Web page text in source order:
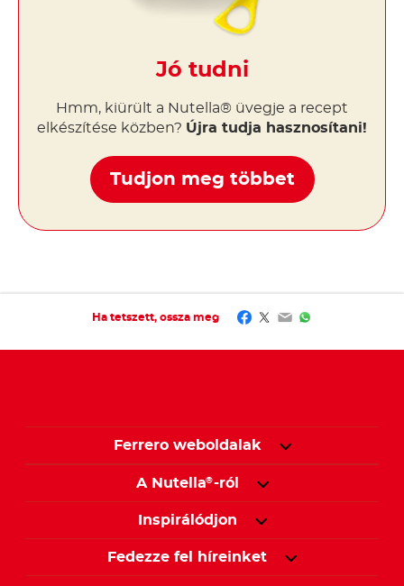
Jó tudni
Hmm, kiürült a Nutella® üvegje a recept
elkészítése közben? Újra tudja hasznosítani!
Tudjon meg többet
Ha tetszett, ossza meg Facebook
Twitter
EmailWhatsApp
Ferrero weboldalak
A Nutella®-ról
Inspirálódjon
Fedezze fel híreinket